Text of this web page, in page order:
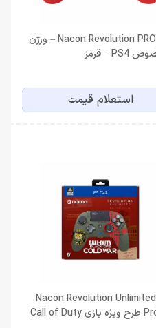
کنترلر Nacon Revolution PRO – ورژن
استعلام قیمت
کنترلر Nacon Revolution Unlimited
Pro PS4 طرح ویژه بازی Call of Duty